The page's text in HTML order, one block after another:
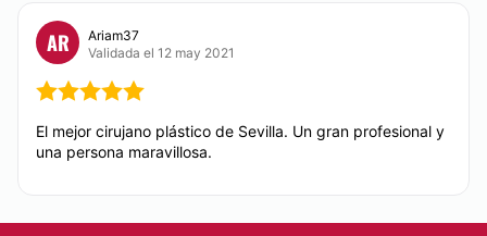
CIRUGÍA ÍNTIMA
Labioplastia
AR
Ariam37
Validada el 12 may 2021
El mejor cirujano plástico de Sevilla. Un gran profesional y
una persona maravillosa.